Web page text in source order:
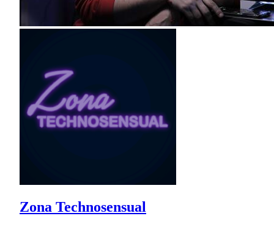
Zona Technosensual